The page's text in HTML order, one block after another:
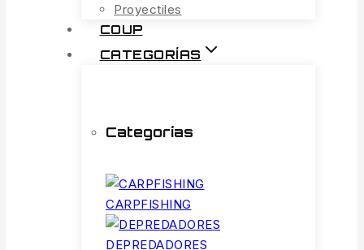
Proyectiles
COUP
CATEGORÍAS
Categorías
CARPFISHING
DEPREDADORES